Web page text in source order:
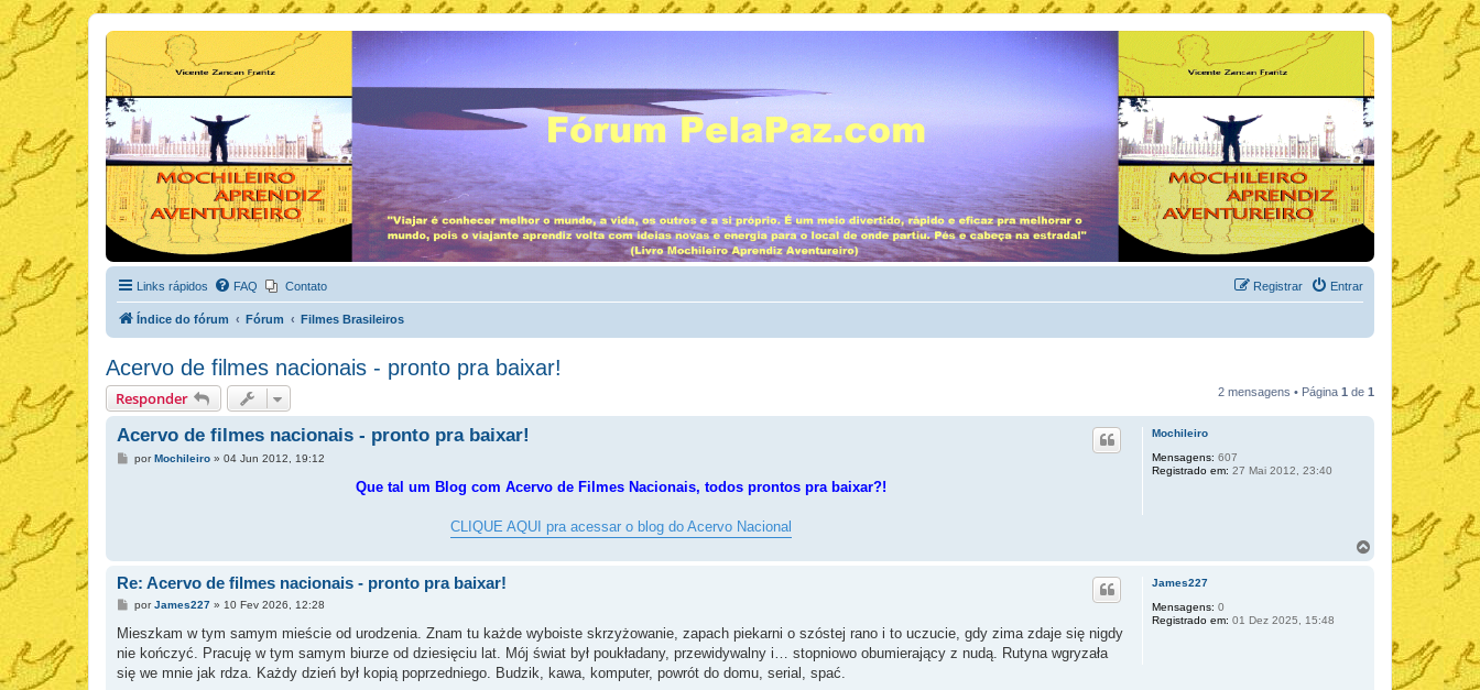
Links rápidos FAQ Contato Entrar
Registrar
Índice do fórum Fórum Filmes Brasileiros
Acervo de filmes nacionais - pronto pra baixar!
Responder 2 mensagens • Página 1 de 1
Mochileiro
Mensagens: 607
Registrado em: 27 Mai 2012, 23:40
Acervo de filmes nacionais - pronto pra baixar!
MporMochileiro» 04 Jun 2012, 19:12
Que tal um Blog com Acervo de Filmes Nacionais, todos prontos pra baixar?!
CLIQUE AQUI pra acessar o blog do Acervo Nacional
James227
Mensagens: 0
Registrado em: 01 Dez 2025, 15:48
Re: Acervo de filmes nacionais - pronto pra baixar!
M
n
a
g
e
porJames227» 10 Fev 2026, 12:28
Mieszkam w tym samym mieście od urodzenia. Znam tu każde wyboiste skrzyżowanie, zapach piekarni o szóstej rano i to uczucie, gdy zima zdaje się nigdy
nie kończyć. Pracuję w tym samym biurze od dziesięciu lat. Mój świat był poukładany, przewidywalny i… stopniowo obumierający z nudą. Rutyna wgryzała
się we mnie jak rdza. Każdy dzień był kopią poprzedniego. Budzik, kawa, komputer, powrót do domu, serial, spać.